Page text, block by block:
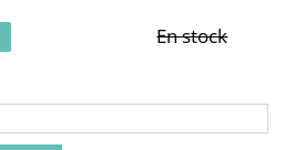
En stock